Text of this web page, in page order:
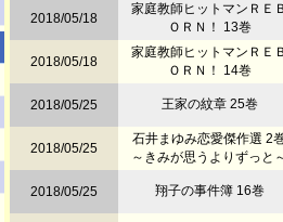
2018/05/18
家庭教師ヒットマンＲＥ
ＯＲＮ！ 13巻
2018/05/18
家庭教師ヒットマンＲＥ
ＯＲＮ！ 14巻
2018/05/25 王家の紋章 25巻
2018/05/25
石井まゆみ恋愛傑作選 2
～きみが思うよりずっと
2018/05/25 翔子の事件簿 16巻